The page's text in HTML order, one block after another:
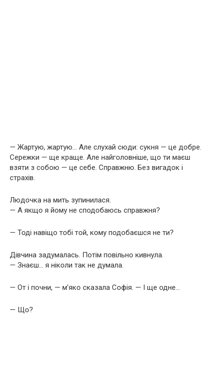
— Жартую, жартую… Але слухай сюди: сукня — це добре.
Сережки — ще краще. Але найголовніше, що ти маєш
взяти з собою — це себе. Справжню. Без вигадок і
страхів.
Людочка на мить зупинилася.
— А якщо я йому не сподобаюсь справжня?
— Тоді навіщо тобі той, кому подобаєшся не ти?
Дівчина задумалась. Потім повільно кивнула.
— Знаєш… я ніколи так не думала.
— От і почни, — м’яко сказала Софія. — І ще одне…
— Що?